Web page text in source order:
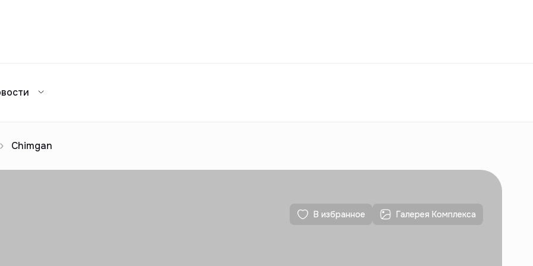
Chimgan
В избранное Галерея Комплекса